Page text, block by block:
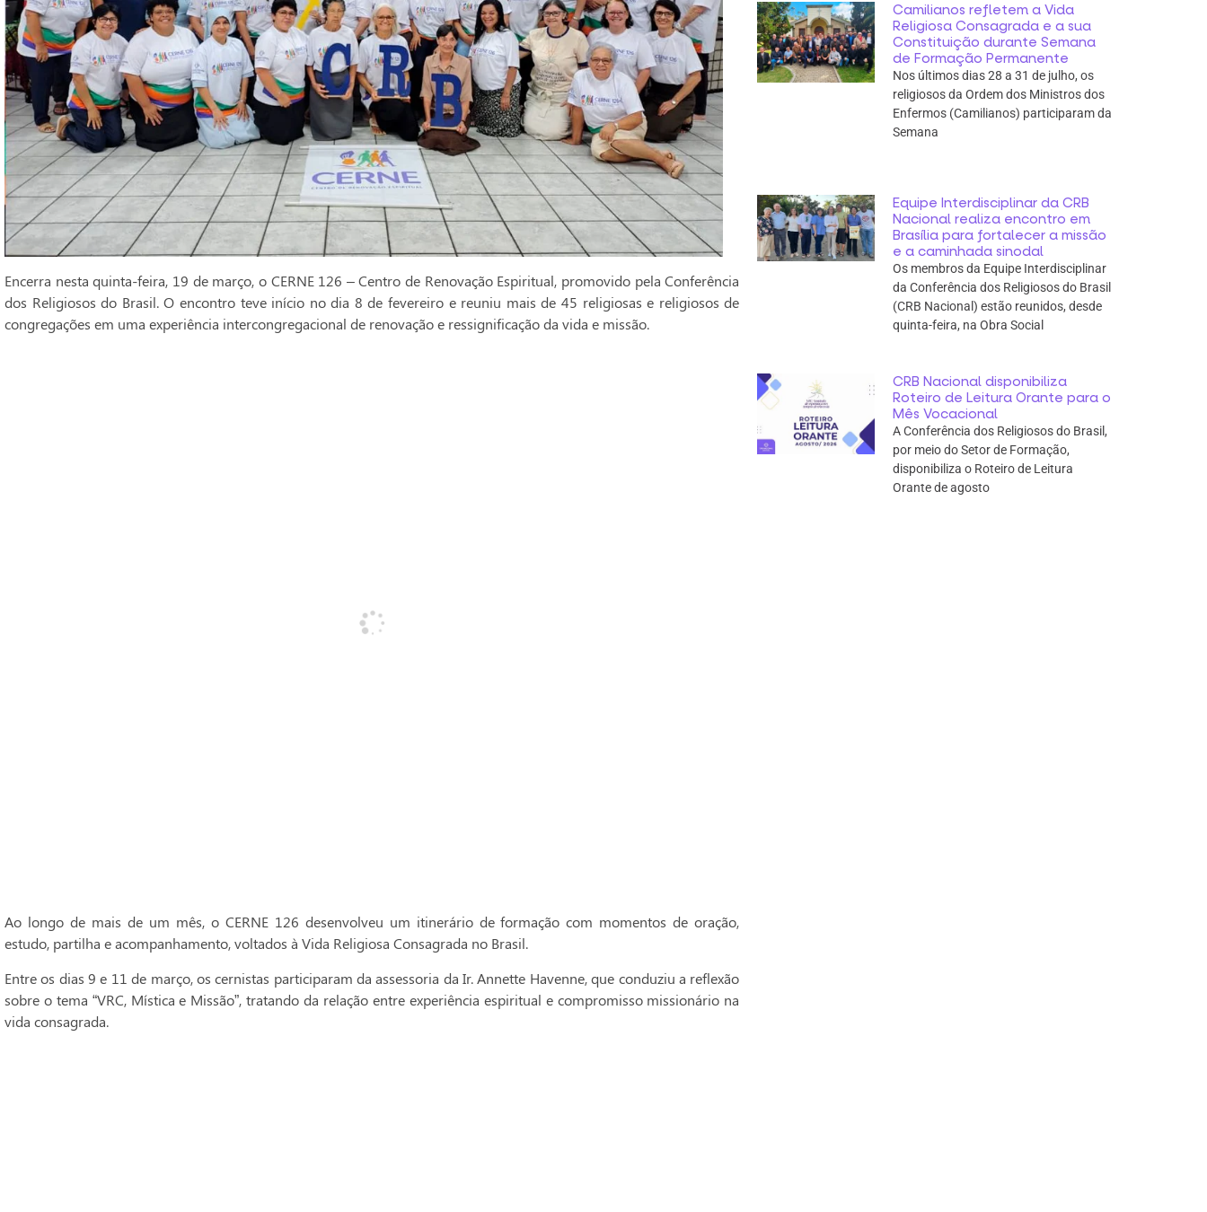
Encerra nesta quinta-feira, 19 de março, o CERNE 126 – Centro de Renovação Espiritual, promovido pela Conferência
dos Religiosos do Brasil. O encontro teve início no dia 8 de fevereiro e reuniu mais de 45 religiosas e religiosos de
congregações em uma experiência intercongregacional de renovação e ressignificação da vida e missão.
Ao longo de mais de um mês, o CERNE 126 desenvolveu um itinerário de formação com momentos de oração,
estudo, partilha e acompanhamento, voltados à Vida Religiosa Consagrada no Brasil.
Entre os dias 9 e 11 de março, os cernistas participaram da assessoria da Ir. Annette Havenne, que conduziu a reflexão
sobre o tema “VRC, Mística e Missão”, tratando da relação entre experiência espiritual e compromisso missionário na
vida consagrada.
Camilianos refletem a Vida
Religiosa Consagrada e a sua
Constituição durante Semana
de Formação Permanente
Nos últimos dias 28 a 31 de julho, os
religiosos da Ordem dos Ministros dos
Enfermos (Camilianos) participaram da
Semana
Equipe Interdisciplinar da CRB
Nacional realiza encontro em
Brasília para fortalecer a missão
e a caminhada sinodal
Os membros da Equipe Interdisciplinar
da Conferência dos Religiosos do Brasil
(CRB Nacional) estão reunidos, desde
quinta-feira, na Obra Social
CRB Nacional disponibiliza
Roteiro de Leitura Orante para o
Mês Vocacional
A Conferência dos Religiosos do Brasil,
por meio do Setor de Formação,
disponibiliza o Roteiro de Leitura
Orante de agosto